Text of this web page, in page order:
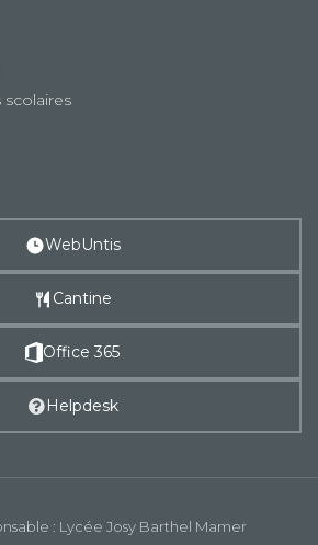
scolaires
WebUntis
Cantine
Office 365
Helpdesk
: Lycée Josy Barthel Mamer